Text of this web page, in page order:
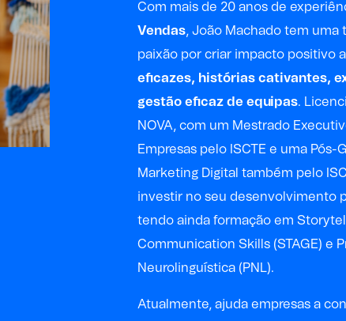
Com mais de 20 anos de
Vendas, João Machado tem uma
paixão por criar impacto positivo
eficazes, histórias cativantes,
gestão eficaz de equipas.
NOVA, com um Mestrado
Empresas pelo ISCTE e uma Pós-
Marketing Digital também pelo
investir no seu desenvolvimento
tendo ainda formação em
Communication Skills (STAGE) e
Neurolinguística (PNL).
Atualmente, ajuda empresas a